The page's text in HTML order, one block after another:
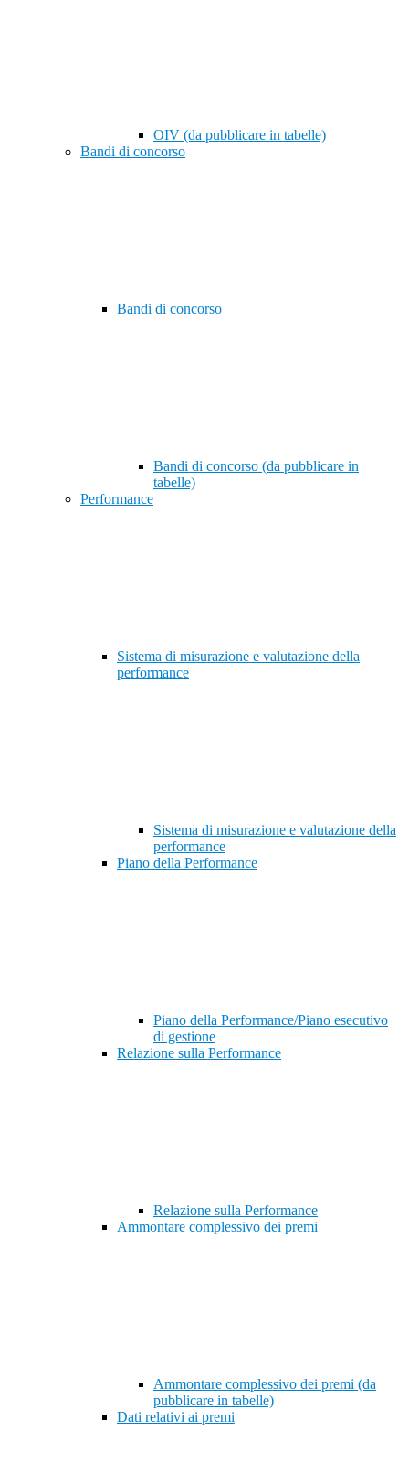
OIV (da pubblicare in tabelle)
Bandi di concorso
Bandi di concorso
Bandi di concorso (da pubblicare in
tabelle)
Performance
Sistema di misurazione e valutazione della
performance
Sistema di misurazione e valutazione della
performance
Piano della Performance
Piano della Performance/Piano esecutivo
di gestione
Relazione sulla Performance
Relazione sulla Performance
Ammontare complessivo dei premi
Ammontare complessivo dei premi (da
pubblicare in tabelle)
Dati relativi ai premi